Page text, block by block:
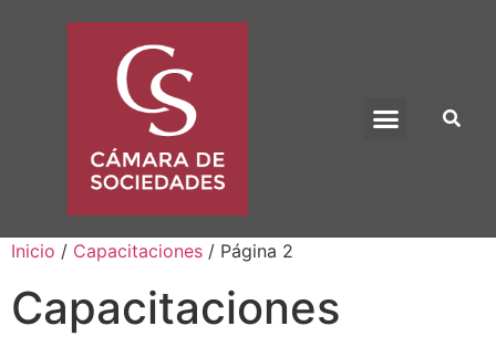
Inicio / Capacitaciones / Página 2
Capacitaciones